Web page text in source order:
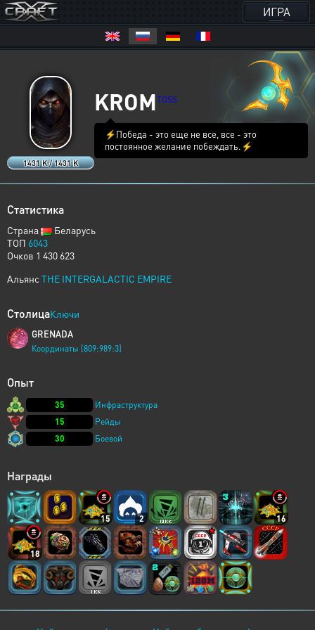
ИГРА
1431 K / 1431 K
KROMTOSS
⚡Победа - это еще не все, все - это
постоянное желание побеждать.⚡
Статистика
Страна
Беларусь
ТОП 6043
Очков 1 430 623
Альянс THE INTERGALACTIC EMPIRE
СтолицаКлючи
GRENADA
Координаты [809:989:3]
Опыт
35
Инфраструктура
15
Рейды
30
Боевой
Награды
15 2 16
18